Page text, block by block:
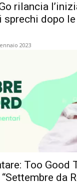
rilancia
sprechi dopo
2023
Too Good
da